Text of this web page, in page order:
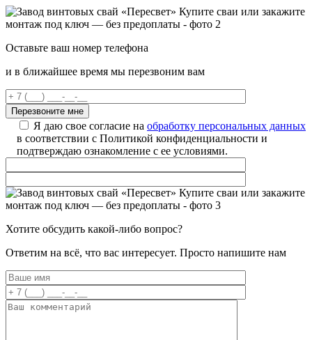
Оставьте ваш номер телефона
и в ближайшее время мы перезвоним вам
Я даю свое согласие на обработку персональных данных
в соответствии с Политикой конфиденциальности и
подтверждаю ознакомление с ее условиями.
Хотите обсудить какой-либо вопрос?
Ответим на всё, что вас интересует. Просто напишите нам